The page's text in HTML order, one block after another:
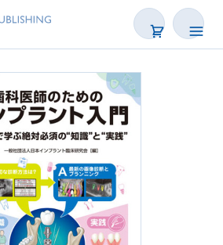
書籍
雑誌
映像
電子BOOK